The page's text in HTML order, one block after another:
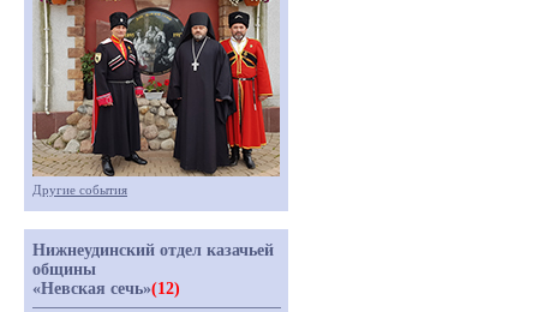
Другие события
Нижнеудинский отдел казачьей
общины
«Невская сечь»(12)